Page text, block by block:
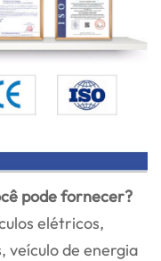
pode fornecer?
elétricos,
veículo de energia